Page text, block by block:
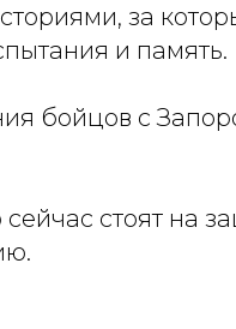
за
и память.
бойцов с
стоят на